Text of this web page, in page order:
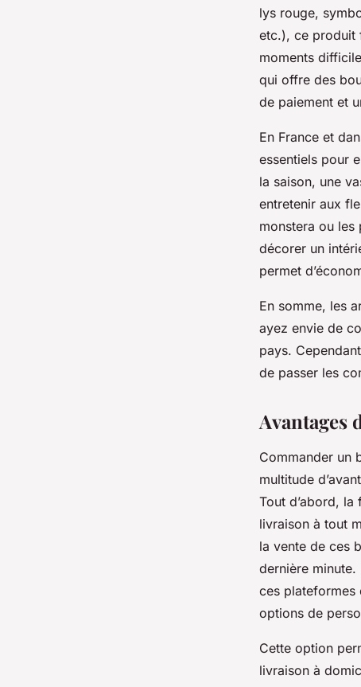
lys rouge,
etc.), ce produit
moments
qui offre des
de paiement et
En France et
essentiels pour
la saison, une
entretenir aux
monstera ou
décorer un
permet
En somme, les
ayez envie de
pays.
de passer les
Avantages
Commander un
multitude
Tout d’abord,
livraison à tout
la vente de ces
dernière
ces plateformes
options de
Cette option
livraison à